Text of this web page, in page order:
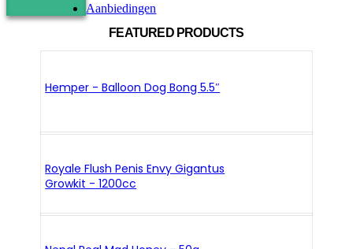
FEATURED PRODUCTS
Hemper - Balloon Dog Bong 5.5″
Royale Flush Penis Envy Gigantus
Growkit - 1200cc
Aanbiedingen